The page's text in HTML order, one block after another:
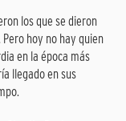
los que se dieron
hoy no hay quien
en la época más
llegado en sus